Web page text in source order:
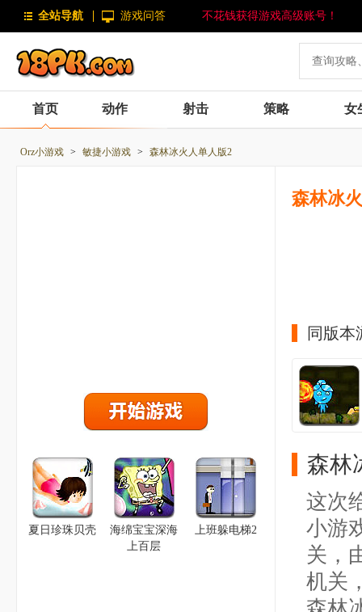
全站导航 游戏问答 不花钱获得游戏高级账号！
首页 动作 射击 策略 女
Orz小游戏 > 敏捷小游戏 > 森林冰火人单人版2
夏日珍珠贝壳
海绵宝宝深海
上百层
上班躲电梯2
森林冰
同版本
森林
这次
小游
关，
机关